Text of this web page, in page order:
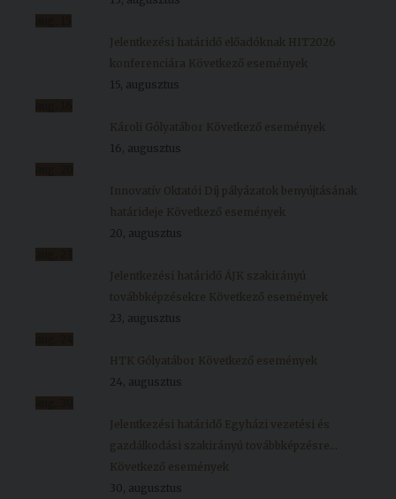
Jelentkezési határidő előadóknak HIT2026
konferenciára Következő események
15, augusztus
Károli Gólyatábor Következő események
16, augusztus
Innovatív Oktatói Díj pályázatok benyújtásának
határideje Következő események
20, augusztus
Jelentkezési határidő ÁJK szakirányú
továbbképzésekre Következő események
23, augusztus
HTK Gólyatábor Következő események
24, augusztus
Jelentkezési határidő Egyházi vezetési és
gazdálkodási szakirányú továbbképzésre...
Következő események
30, augusztus